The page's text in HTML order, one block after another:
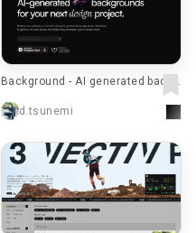
Background - AI generated backg
d.tsunemi